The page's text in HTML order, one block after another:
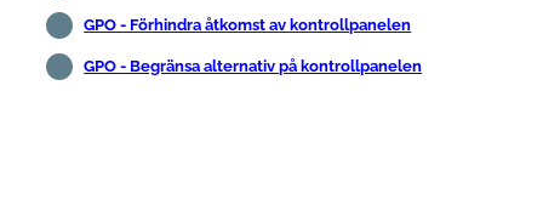
GPO - Förhindra åtkomst av kontrollpanelen
GPO - Begränsa alternativ på kontrollpanelen